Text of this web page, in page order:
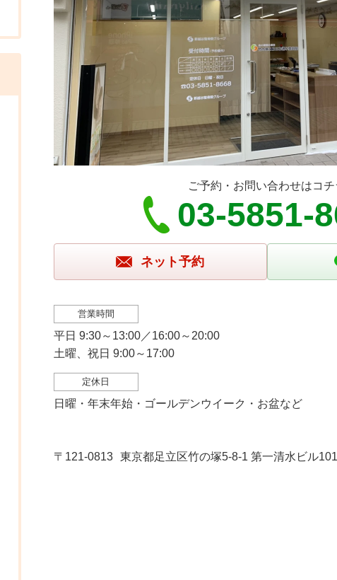
ご予約・お問い合わせはコ
03-5851-
ネット予約
営業時間
平日 9:30～13:00／16:00～20:00
土曜、祝日 9:00～17:00
定休日
日曜・年末年始・ゴールデンウイーク・お盆など
〒121-0813 東京都足立区竹の塚5-8-1 第一清水ビル